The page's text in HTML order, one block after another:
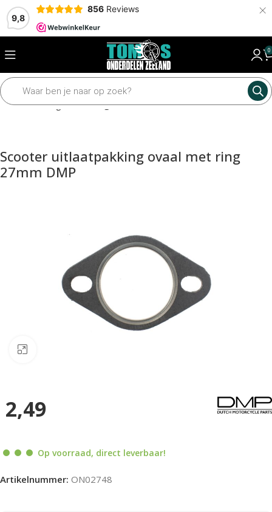
9,8
856 Reviews ×
0
Home Pakkingen Pakkingen los
Scooter uitlaatpakking ovaal met ring
27mm DMP
2,49
Op voorraad, direct leverbaar!
Artikelnummer: ON02748